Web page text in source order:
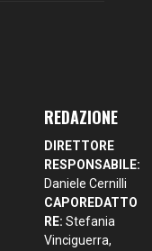
REDAZIONE
DIRETTORE
RESPONSABILE:
Daniele Cernilli
CAPOREDATTO
RE: Stefania
Vinciguerra,